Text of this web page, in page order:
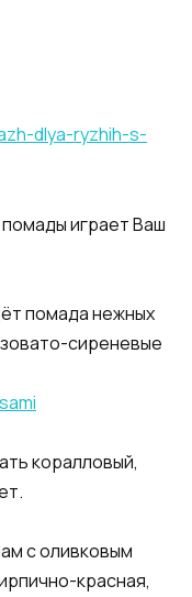
играет Ваш
помада нежных
сиреневые
коралловый,
с оливковым
красная,